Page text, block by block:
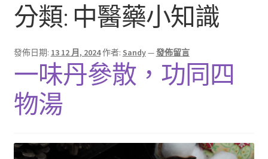
膳Ｉ養生藥膳
孕Ｉ月子系列
浴Ｉ沐浴包
香Ｉ香料廚房
全Ｉ養生總覽
分類: 中醫藥小知識
發佈日期: 13 12 月, 2024作者: Sandy—發佈留言
一味丹參散，功同四
物湯